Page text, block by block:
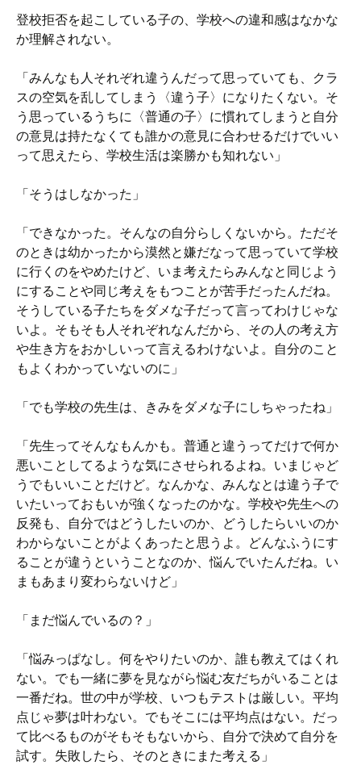
登校拒否を起こしている子の、学校への違和感はなかな
か理解されない。
「みんなも人それぞれ違うんだって思っていても、クラ
スの空気を乱してしまう〈違う子〉になりたくない。そ
う思っているうちに〈普通の子〉に慣れてしまうと自分
の意見は持たなくても誰かの意見に合わせるだけでいい
って思えたら、学校生活は楽勝かも知れない」
「そうはしなかった」
「できなかった。そんなの自分らしくないから。ただそ
のときは幼かったから漠然と嫌だなって思っていて学校
に行くのをやめたけど、いま考えたらみんなと同じよう
にすることや同じ考えをもつことが苦手だったんだね。
そうしている子たちをダメな子だって言ってわけじゃな
いよ。そもそも人それぞれなんだから、その人の考え方
や生き方をおかしいって言えるわけないよ。自分のこと
もよくわかっていないのに」
「でも学校の先生は、きみをダメな子にしちゃったね」
「先生ってそんなもんかも。普通と違うってだけで何か
悪いことしてるような気にさせられるよね。いまじゃど
うでもいいことだけど。なんかな、みんなとは違う子で
いたいっておもいが強くなったのかな。学校や先生への
反発も、自分ではどうしたいのか、どうしたらいいのか
わからないことがよくあったと思うよ。どんなふうにす
ることが違うということなのか、悩んでいたんだね。い
まもあまり変わらないけど」
「まだ悩んでいるの？」
「悩みっぱなし。何をやりたいのか、誰も教えてはくれ
ない。でも一緒に夢を見ながら悩む友だちがいることは
一番だね。世の中が学校、いつもテストは厳しい。平均
点じゃ夢は叶わない。でもそこには平均点はない。だっ
て比べるものがそもそもないから、自分で決めて自分を
試す。失敗したら、そのときにまた考える」